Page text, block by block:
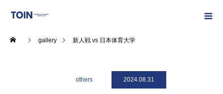
gallery 新人戦 vs 日本体育大学
others 2024.08.31